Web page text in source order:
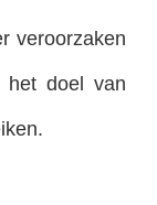
veroorzaken
het doel van